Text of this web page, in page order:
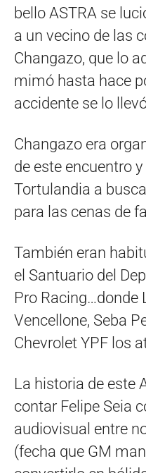
bello ASTRA se
a un vecino de las
Changazo, que lo
mimó hasta hace
accidente se lo
Changazo era
de este encuentro
Tortulandia a
para las cenas de
También eran
el Santuario del
Pro Racing…donde
Vencellone, Seba
Chevrolet YPF los
La historia de este
contar Felipe Seia
audiovisual entre
(fecha que GM